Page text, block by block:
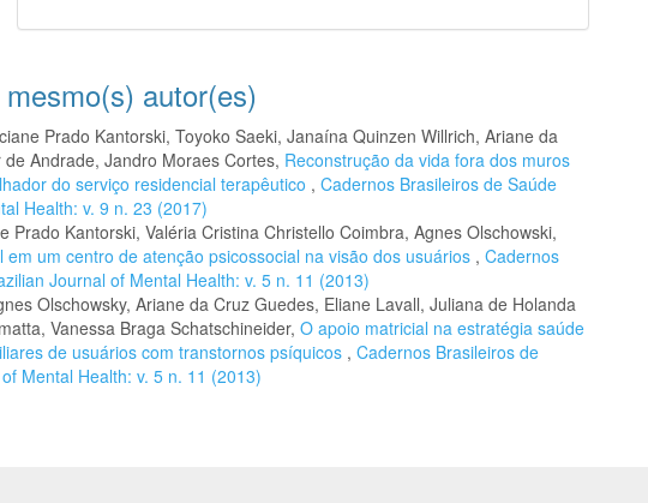
autor(es)
Prado Kantorski, Toyoko Saeki, Janaína Quinzen Willrich, Ariane da
Andrade, Jandro Moraes Cortes, Reconstrução da vida fora dos muros
do serviço residencial terapêutico , Cadernos Brasileiros de Saúde
Health: v. 9 n. 23 (2017)
Prado Kantorski, Valéria Cristina Christello Coimbra, Agnes Olschowski,
um centro de atenção psicossocial na visão dos usuários , Cadernos
Journal of Mental Health: v. 5 n. 11 (2013)
Olschowsky, Ariane da Cruz Guedes, Eliane Lavall, Juliana de Holanda
Vanessa Braga Schatschineider, O apoio matricial na estratégia saúde
de usuários com transtornos psíquicos , Cadernos Brasileiros de
Mental Health: v. 5 n. 11 (2013)